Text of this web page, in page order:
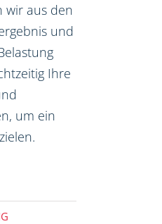
wir aus den
und
Ihre
um ein